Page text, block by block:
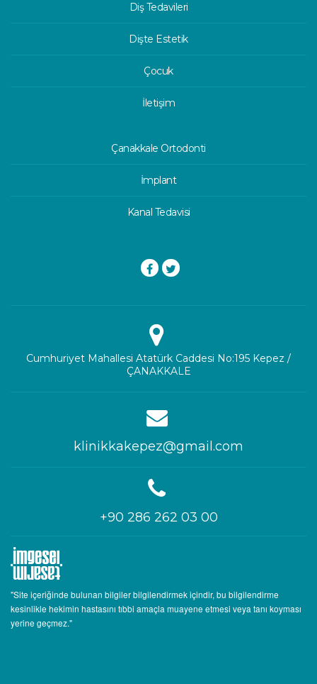
Diş Tedavileri
Dişte Estetik
Çocuk
İletişim
Çanakkale Ortodonti
İmplant
Kanal Tedavisi
Cumhuriyet Mahallesi Atatürk Caddesi No:195 Kepez /
ÇANAKKALE
klinikkakepez@gmail.com
+90 286 262 03 00
"Site içeriğinde bulunan bilgiler bilgilendirmek içindir, bu bilgilendirme
kesinlikle hekimin hastasını tıbbi amaçla muayene etmesi veya tanı koyması
yerine geçmez."